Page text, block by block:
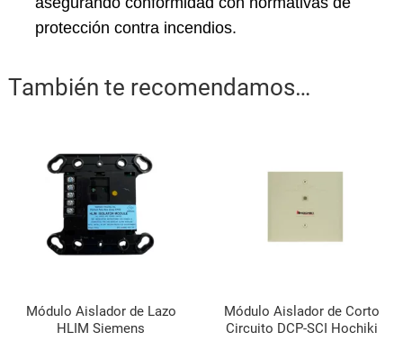
protección contra incendios.
También te recomendamos…
Módulo Aislador de Lazo
HLIM Siemens
Módulo Aislador de Corto
Circuito DCP-SCI Hochiki